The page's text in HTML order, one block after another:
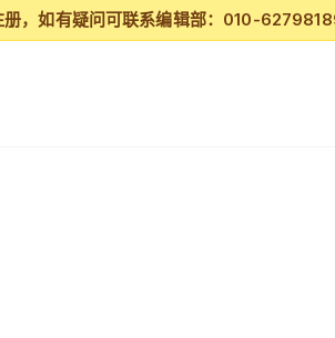
册，如有疑问可联系编辑部：010-